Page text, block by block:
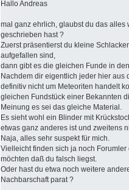
Hallo Andreas
mal ganz ehrlich, glaubst du das
geschrieben hast ?
Zuerst präsentierst du kleine
aufgefallen sind,
dann gibt es die gleichen Funde in
Nachdem dir eigentlich jeder hier aus
definitiv nicht um Meteoriten handelt
gleichen Fundstück einer Bekannten
Meinung es sei das gleiche Material.
Es sieht wohl ein Blinder mit
etwas ganz anderes ist und zweitens
Naja, alles sehr suspekt für mich.
Vielleicht finden sich ja noch
möchten daß du falsch liegst.
Oder hast du etwa noch weitere
Nachbarschaft parat ?